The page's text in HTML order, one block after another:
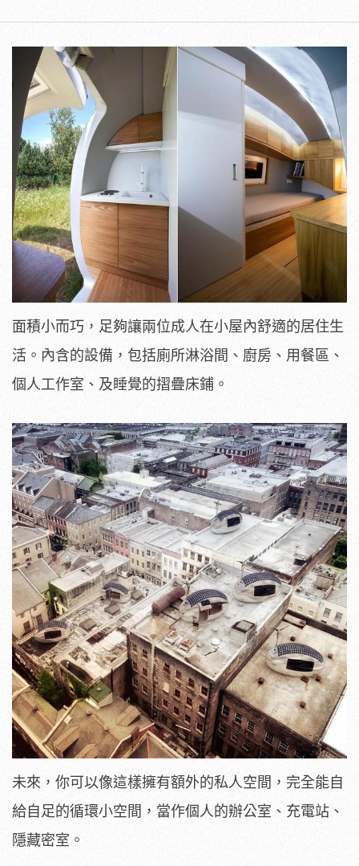
面積小而巧，足夠讓兩位成人在小屋內舒適的居住生
活。內含的設備，包括廁所淋浴間、廚房、用餐區、
個人工作室、及睡覺的摺疊床鋪。
未來，你可以像這樣擁有額外的私人空間，完全能自
給自足的循環小空間，當作個人的辦公室、充電站、
隱藏密室。